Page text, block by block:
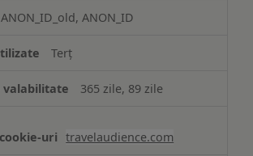
ANON_ID_old, ANON_ID
Terț
365 zile, 89 zile
travelaudience.com